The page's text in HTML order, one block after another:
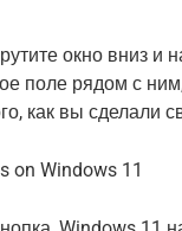
окно вниз и
поле рядом с
как вы сделали